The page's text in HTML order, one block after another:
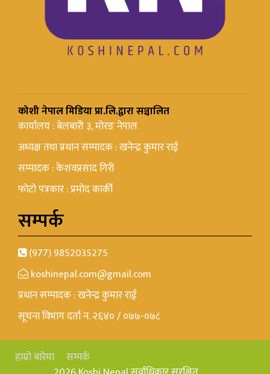
कोशी नेपाल मिडिया प्रा.लि.द्वारा सञ्चालित
कार्यालय : बेलबारी ३, मोरङ नेपाल
अध्यक्ष तथा प्रधान सम्पादक : खनेन्द्र कुमार राई
सम्पादक : केशवप्रसाद गिरी
फोटो पत्रकार : प्रमोद कार्की
सम्पर्क
(977) 9852035275
koshinepal.com@gmail.com
प्रधान सम्पादक : खनेन्द्र कुमार राई
सूचना विभाग दर्ता न. २६४० / ०७७-०७८
हाम्रो बारेमा
सम्पर्क